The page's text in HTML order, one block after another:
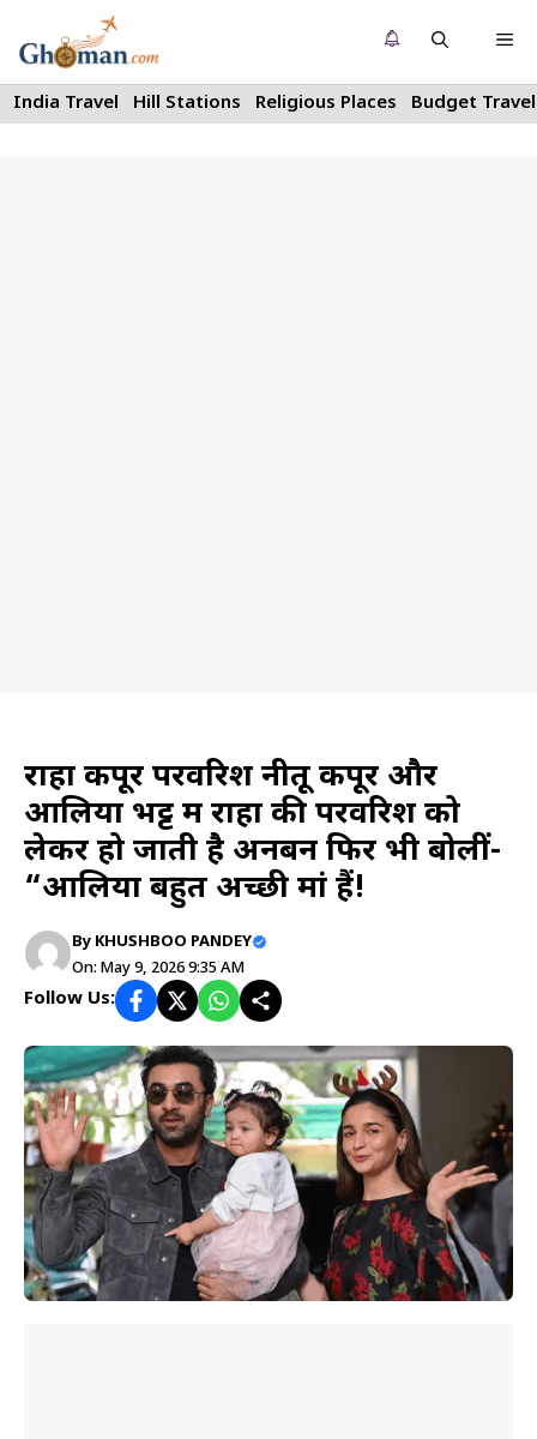
to
content
India Travel Hill Stations Religious Places Budget Travel
राहा कपूर परवरिश नीतू कपूर और
आलिया भट्ट में राहा की परवरिश को
लेकर हो जाती है अनबन फिर भी बोलीं-
“आलिया बहुत अच्छी मां हैं!
By KHUSHBOO PANDEY
On: May 9, 2026 9:35 AM
Follow Us: